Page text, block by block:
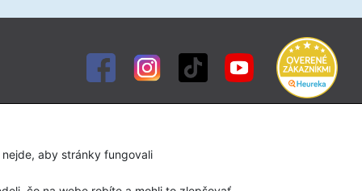
aby stránky fungovaliDiagnostika chodidla